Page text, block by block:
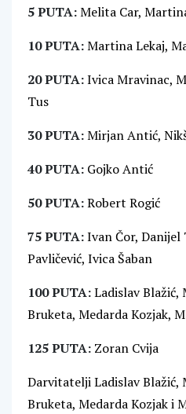
5 PUTA:Melita Car,
10 PUTA:Martina Lekaj,
20 PUTA:Ivica Mravinac,
Tus
30 PUTA:Mirjan Antić,
40 PUTA: Gojko Antić
50 PUTA:Robert Rogić
75 PUTA:Ivan Čor, Danijel
Pavličević, Ivica Šaban
100 PUTA:Ladislav Blažić,
Bruketa, Medarda Kozjak,
125 PUTA: Zoran Cvija
Darvitatelji Ladislav Blažić,
Bruketa, Medarda Kozjak i